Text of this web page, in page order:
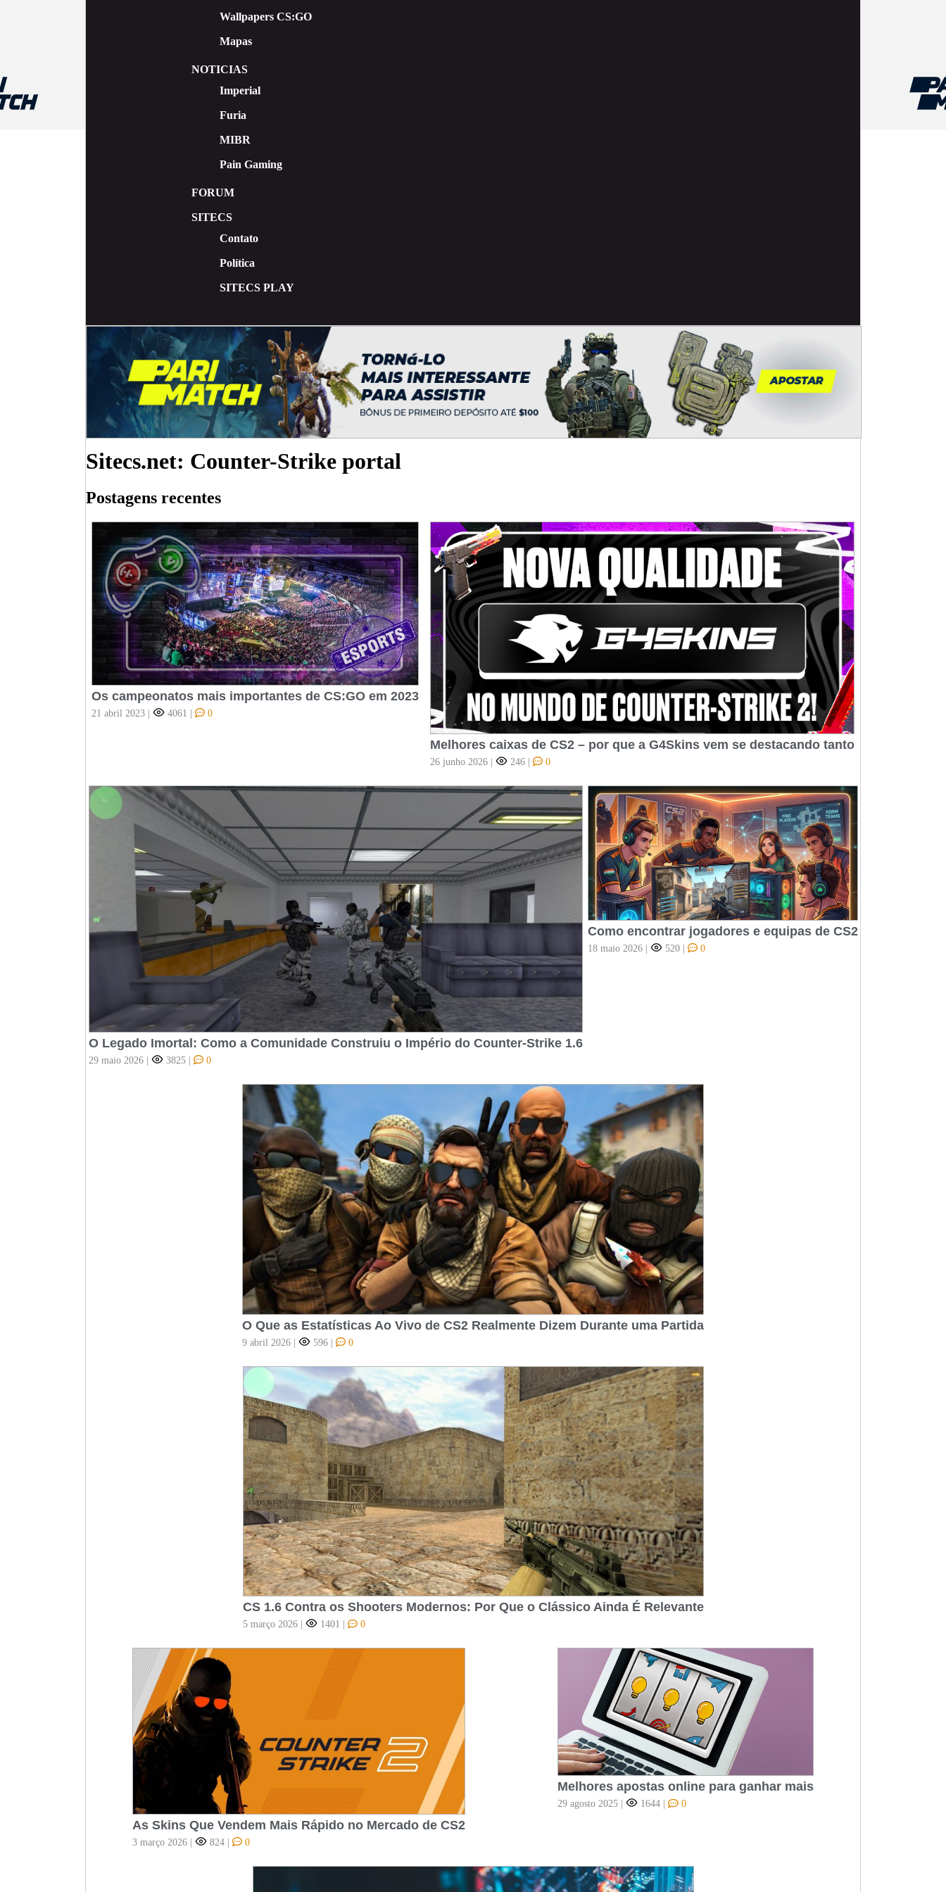
Wallpapers CS:GO
Mapas
NOTICIAS
Imperial
Furia
MIBR
Pain Gaming
FORUM
SITECS
Contato
Política
SITECS PLAY
Sitecs.net: Counter-Strike portal
Postagens recentes
Os campeonatos mais importantes de CS:GO em 2023
21 abril 2023 | 4061 | 0
Melhores caixas de CS2 – por que a G4Skins vem se destacando tanto
26 junho 2026 | 246 | 0
O Legado Imortal: Como a Comunidade Construiu o Império do Counter-Strike 1.6
29 maio 2026| 3825 | 0
Como encontrar jogadores e equipas de CS2
18 maio 2026| 520 | 0
O Que as Estatísticas Ao Vivo de CS2 Realmente Dizem Durante uma Partida
9 abril 2026 | 596 | 0
CS 1.6 Contra os Shooters Modernos: Por Que o Clássico Ainda É Relevante
5 março 2026| 1401 | 0
As Skins Que Vendem Mais Rápido no Mercado de CS2
3 março 2026| 824 | 0
Melhores apostas online para ganhar mais
29 agosto 2025 | 1644 | 0